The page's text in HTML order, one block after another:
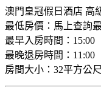
澳門皇冠假日酒店 高
最低房價：馬上查詢
最早入房時間：15:00
最晚退房時間：11:00
房間大小：32平方公尺